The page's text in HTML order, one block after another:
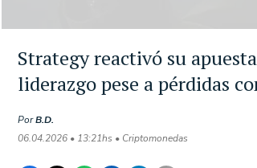
Strategy reactivó su
liderazgo pese a pérdidas
PorB.D.
06.04.2026 • 13:21hs • Criptomonedas